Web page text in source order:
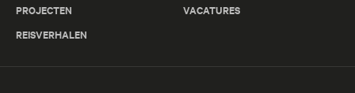
PROJECTEN
REISVERHALEN
VACATURES